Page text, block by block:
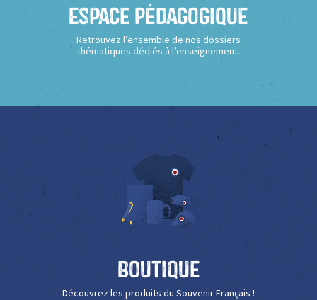
Espace Pédagogique
Retrouvez l’ensemble de nos dossiers
thématiques dédiés à l’enseignement.
Boutique
Découvrez les produits du Souvenir Français !